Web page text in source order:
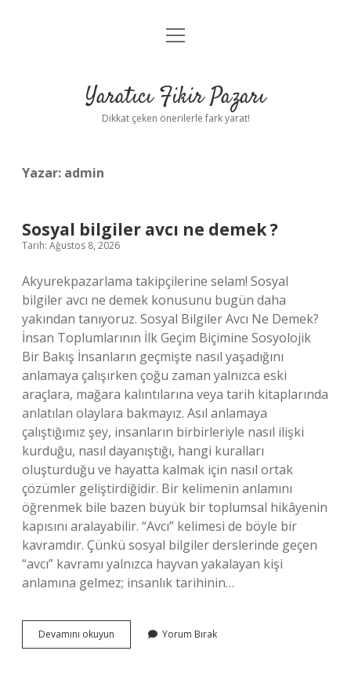
Anasayfa
Yasal Uyarı
menüyü
Yaratıcı Fikir Pazarı
Dikkat çeken önerilerle fark yarat!
Yazar: admin
Sosyal bilgiler avcı ne demek ?
Tarih: Ağustos 8, 2026
Akyurekpazarlama takipçilerine selam! Sosyal
bilgiler avcı ne demek konusunu bugün daha
yakından tanıyoruz. Sosyal Bilgiler Avcı Ne Demek?
İnsan Toplumlarının İlk Geçim Biçimine Sosyolojik
Bir Bakış İnsanların geçmişte nasıl yaşadığını
anlamaya çalışırken çoğu zaman yalnızca eski
araçlara, mağara kalıntılarına veya tarih kitaplarında
anlatılan olaylara bakmayız. Asıl anlamaya
çalıştığımız şey, insanların birbirleriyle nasıl ilişki
kurduğu, nasıl dayanıştığı, hangi kuralları
oluşturduğu ve hayatta kalmak için nasıl ortak
çözümler geliştirdiğidir. Bir kelimenin anlamını
öğrenmek bile bazen büyük bir toplumsal hikâyenin
kapısını aralayabilir. “Avcı” kelimesi de böyle bir
kavramdır. Çünkü sosyal bilgiler derslerinde geçen
“avcı” kavramı yalnızca hayvan yakalayan kişi
anlamına gelmez; insanlık tarihinin…
Devamını okuyun
bilgiler
Yorum Bırak